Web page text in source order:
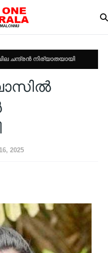
ചന്ദ്രൻ നിര്യാതയായി
2025